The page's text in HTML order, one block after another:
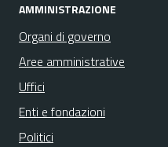
AMMINISTRAZIONE
Organi di governo
Aree amministrative
Uffici
Enti e fondazioni
Politici